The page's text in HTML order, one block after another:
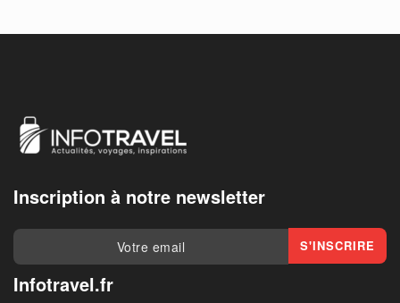
Inscription à notre newsletter
Infotravel.fr